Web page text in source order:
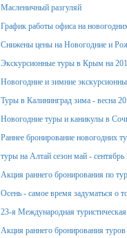
Масленичный разгуляй
График работы офиса на
Снижены цены на Новогодние и
Экскурсионные туры в Крым на
Новогодние и зимние
Туры в Калининград зима - весна
Новогодние туры и каникулы в
Раннее бронирование новогодних
туры на Алтай сезон май - сентябрь
Акция раннего бронирования по
Осень - самое время задуматься о
23-я Международная
Акция раннего бронирования